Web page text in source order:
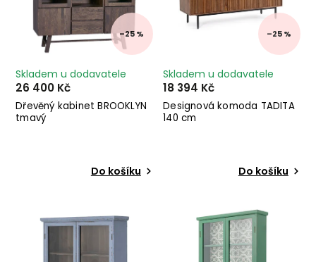
–25 %
Dřevěný kabinet BROOKLYN
tmavý
Skladem u dodavatele
26 400 Kč
Do košíku
–25 %
Designová komoda TADITA
140 cm
Skladem u dodavatele
18 394 Kč
Do košíku